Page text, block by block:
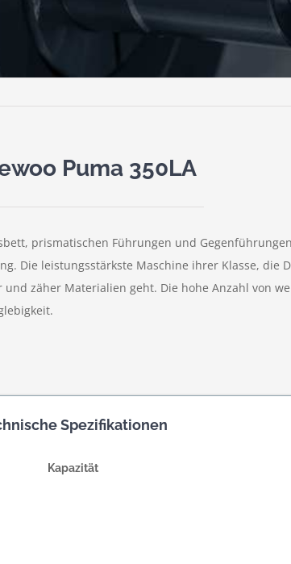
Puma 350LA
prismatischen Führungen und
Die leistungsstärkste Maschine ihrer Klasse, die
zäher Materialien geht. Die hohe Anzahl von
Spezifikationen
Kapazität